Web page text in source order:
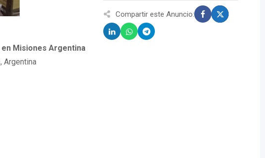
Misiones Argentina
Argentina
Compartir este Anuncio: